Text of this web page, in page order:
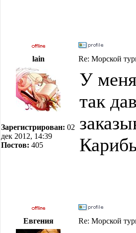
lain Re: Морской
Зарегистрирован: 02
дек 2012, 14:39
Постов: 405
У
так
Евгения Re: Морской